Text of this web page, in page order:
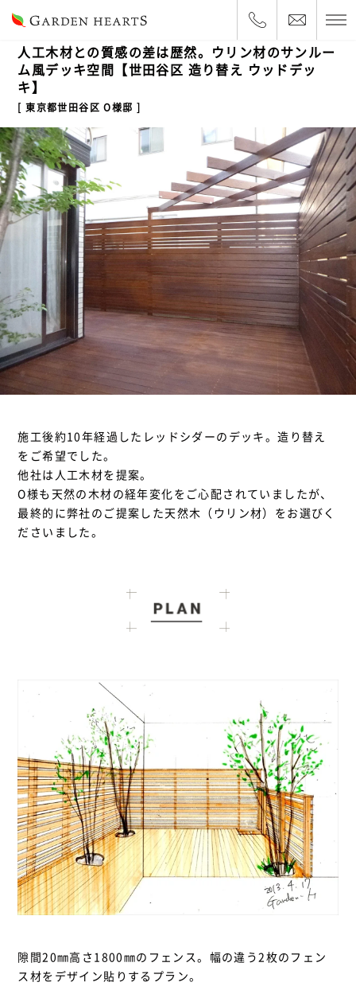
2013.5.27 一戸建て
東京都世田谷区 O様邸
人工木材との質感の差は歴然。ウリン材のサンルー
ム風デッキ空間【世田谷区 造り替え ウッドデッ
キ】
施工後約10年経過したレッドシダーのデッキ。造り替え
をご希望でした。
他社は人工木材を提案。
O様も天然の木材の経年変化をご心配されていましたが、
最終的に弊社のご提案した天然木（ウリン材）をお選びく
ださいました。
隙間20㎜高さ1800㎜のフェンス。幅の違う2枚のフェン
ス材をデザイン貼りするプラン。